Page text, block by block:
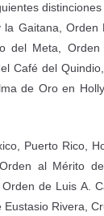
distinciones
Gaitana, Orden
del Meta,
Café del
de Oro en
Puerto Rico,
al Mérito
de Luis A.
Rivera,